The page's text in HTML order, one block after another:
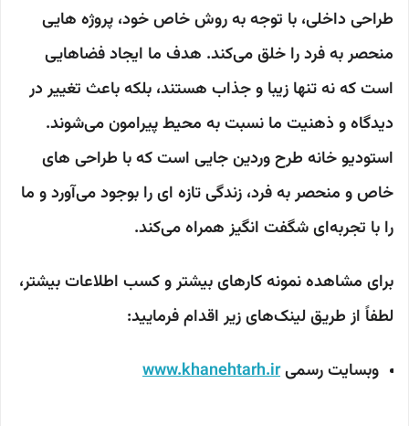
طراحی داخلی، با توجه به روش خاص خود، پروژه هایی
منحصر به فرد را خلق می‌کند. هدف ما ایجاد فضاهایی
است که نه تنها زیبا و جذاب هستند، بلکه باعث تغییر در
دیدگاه و ذهنیت ما نسبت به محیط پیرامون می‌شوند.
استودیو خانه طرح وردین جایی است که با طراحی های
خاص و منحصر به فرد، زندگی تازه ای را بوجود می‌آورد و ما
را با تجربه‌ای شگفت انگیز همراه می‌کند.
برای مشاهده نمونه کارهای بیشتر و کسب اطلاعات بیشتر،
لطفاً از طریق لینک‌های زیر اقدام فرمایید:
وبسایت رسمیwww.khanehtarh.ir